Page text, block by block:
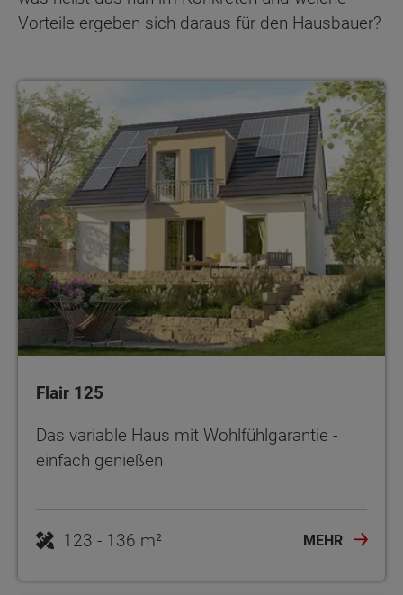
Vorteile ergeben sich daraus für den Hausbauer?
Flair 125
Das variable Haus mit Wohlfühlgarantie -
einfach genießen
123 - 136 m² MEHR